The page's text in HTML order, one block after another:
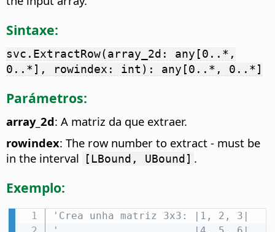
Sintaxe:
svc.ExtractRow(array_2d: any[0..*,
0..*], rowindex: int): any[0..*, 0..*]
Parámetros:
array_2d: A matriz da que extraer.
rowindex: The row number to extract - must be
in the interval
[LBound, UBound] .
Exemplo:
'Crea unha matriz 3x3: |1, 2, 3|